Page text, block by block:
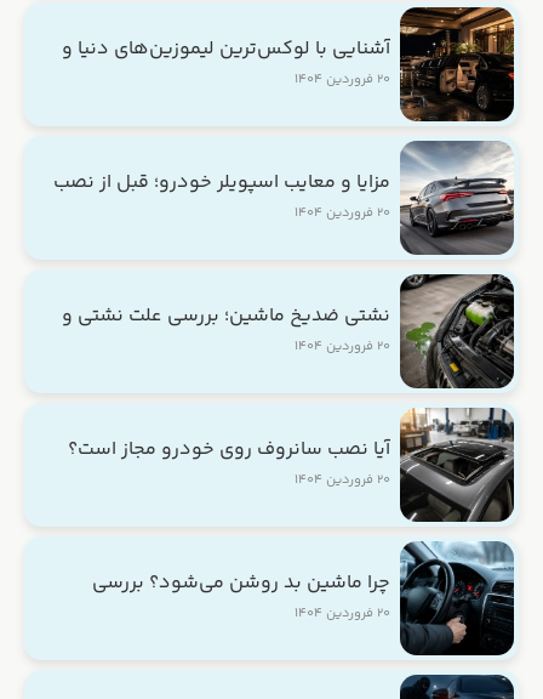
آشنایی با لوکس‌ترین لیموزین‌های دنیا و
آپشن‌های خاص آن‌ها
۲۰ فروردین ۱۴۰۴
مزایا و معایب اسپویلر خودرو؛ قبل از نصب
بخوانید
۲۰ فروردین ۱۴۰۴
نشتی ضدیخ ماشین؛ بررسی علت نشتی و
روش‌های رفع آن
۲۰ فروردین ۱۴۰۴
آیا نصب سانروف روی خودرو مجاز است؟
هزینه و نکات فنی
۲۰ فروردین ۱۴۰۴
چرا ماشین بد روشن می‌شود؟ بررسی
علت‌های رایج و راه‌حل‌ها
۲۰ فروردین ۱۴۰۴